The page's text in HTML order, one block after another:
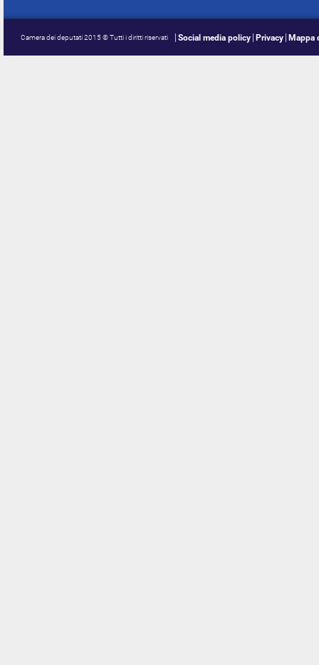
Camera dei deputati 2015 © Tutti i diritti riservati Social media policy Privacy Mappa